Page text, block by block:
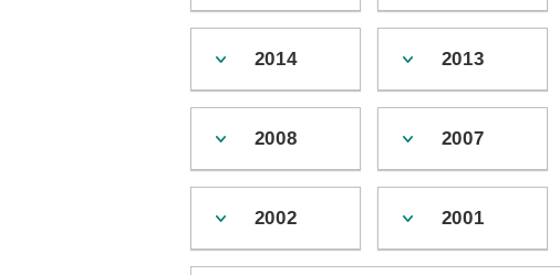
2014 2013
2008 2007
2002 2001